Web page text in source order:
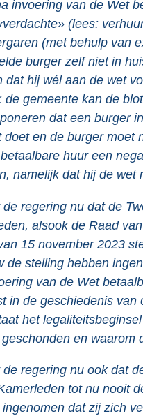
invoering van de Wet
(lees:
(met behulp van
burger zelf niet in
dat hij wél aan de wet
de gemeente kan de
dat een burger
doet en de burger moet
huur een
namelijk dat hij de wet
de regering nu dat de
alsook de Raad
15 november 2023
de stelling hebben
van de Wet
in de geschiedenis van
het
en waarom
de regering nu ook dat
tot nu nooit
dat zij zich